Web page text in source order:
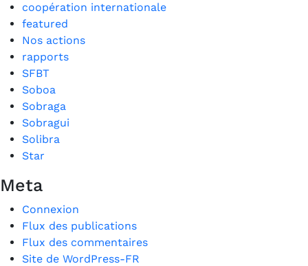
coopération internationale
featured
Nos actions
rapports
SFBT
Soboa
Sobraga
Sobragui
Solibra
Star
Meta
Connexion
Flux des publications
Flux des commentaires
Site de WordPress-FR